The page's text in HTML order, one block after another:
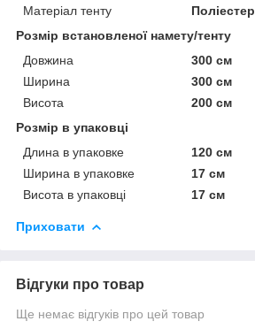
Матеріал тенту
Поліестер
Розмір встановленої намету/тенту
Довжина
300 см
Ширина
300 см
Висота
200 см
Розмір в упаковці
Длина в упаковке
120 см
Ширина в упаковке
17 см
Висота в упаковці
17 см
Приховати
Відгуки про товар
Ще немає відгуків про цей товар